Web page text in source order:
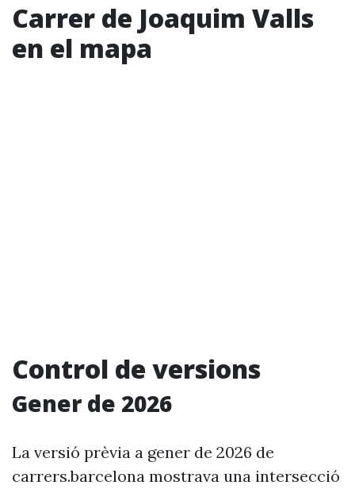
Carrer de Joaquim Valls
en el mapa
Control de versions
Gener de 2026
La versió prèvia a gener de 2026 de
carrers.barcelona mostrava una intersecció